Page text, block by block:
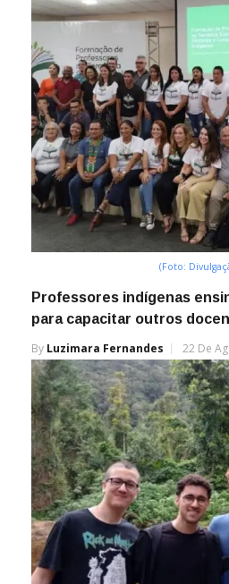
(Foto:
Professores indígenas
para capacitar outros
By Luzimara Fernandes 22 De